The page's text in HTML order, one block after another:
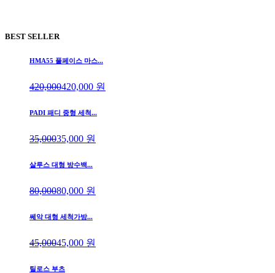
BEST SELLER
HMA55 풀페이스 마스...
420,000420,000 원
PADI 패디 중형 세척...
35,00035,000 원
살루스 대형 방수백...
80,00080,000 원
쎄악 대형 세척가방...
45,00045,000 원
틸로스 부츠